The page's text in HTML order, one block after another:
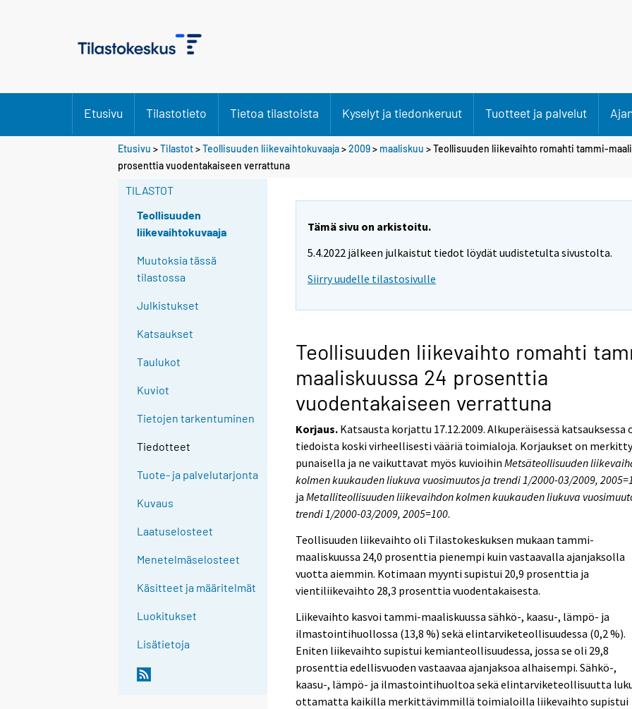
Etusivu Tilastotieto Tietoa tilastoista Kyselyt ja tiedonkeruut Tuotteet ja palvelut
Etusivu >Tilastot>Teollisuuden liikevaihtokuvaaja>2009> maaliskuu > Teollisuuden liikevaihto romahti tammi-
prosenttia vuodentakaiseen verrattuna
TILASTOT
Teollisuuden
liikevaihtokuvaaja
Muutoksia tässä
tilastossa
Julkistukset
Katsaukset
Taulukot
Kuviot
Tietojen tarkentuminen
Tiedotteet
Tuote- ja palvelutarjonta
Kuvaus
Laatuselosteet
Menetelmäselosteet
Käsitteet ja määritelmät
Luokitukset
Lisätietoja
Tämä sivu on arkistoitu.
5.4.2022 jälkeen julkaistut tiedot löydät uudistetulta sivustolta.
Siirry uudelle tilastosivulle
Teollisuuden liikevaihto romahti
maaliskuussa 24 prosenttia
vuodentakaiseen verrattuna
Korjaus. Katsausta korjattu 17.12.2009. Alkuperäisessä katsauksessa
tiedoista koski virheellisesti vääriä toimialoja. Korjaukset on
punaisella ja ne vaikuttavat myös kuvioihinMetsäteollisuuden
kolmen kuukauden liukuva vuosimuutos ja trendi 1/2000-03/2009,
jaMetalliteollisuuden liikevaihdon kolmen kuukauden liukuva
trendi 1/2000-03/2009, 2005=100.
Teollisuuden liikevaihto oli Tilastokeskuksen mukaan tammi-
maaliskuussa 24,0 prosenttia pienempi kuin vastaavalla ajanjaksolla
vuotta aiemmin. Kotimaan myynti supistui 20,9 prosenttia ja
vientiliikevaihto 28,3 prosenttia vuodentakaisesta.
Liikevaihto kasvoi tammi-maaliskuussa sähkö-, kaasu-, lämpö- ja
ilmastointihuollossa (13,8 %) sekä elintarviketeollisuudessa (0,2 %).
Eniten liikevaihto supistui kemianteollisuudessa, jossa se oli 29,8
prosenttia edellisvuoden vastaavaa ajanjaksoa alhaisempi. Sähkö-,
kaasu-, lämpö- ja ilmastointihuoltoa sekä elintarviketeollisuutta
ottamatta kaikilla merkittävimmillä toimialoilla liikevaihto supistui